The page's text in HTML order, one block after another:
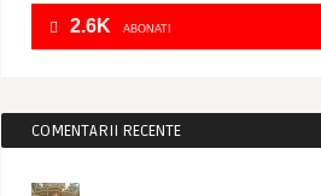
2.6K ABONATI
COMENTARII RECENTE